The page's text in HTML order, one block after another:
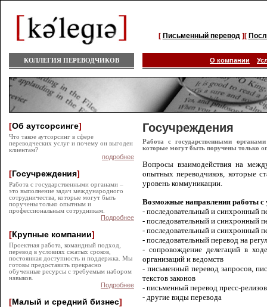
КОЛЛЕГИЯ ПЕРЕВОДЧИКОВ
[ Письменный перевод][
О компании
[Об аутсорсинге]
Что такое аутсорсинг в сфере
переводческих услуг и почему он выгоден
клиентам?
подробнее
[Госучреждения]
Работа с государственными органами –
это выполнение задач международного
сотрудничества, которые могут быть
поручены только опытным и
профессиональным сотрудникам.
Подробнее
[Крупные компании]
Проектная работа, командный подход,
перевод в условиях сжатых сроков,
постоянная доступность и поддержка. Мы
готовы предоставить прекрасно
обученные ресурсы с требуемым набором
навыков.
Подробнее
[Малый и средний бизнес]
Госучреждения
Работа с государственными
которые могут быть поручены только
Вопросы взаимодействия на
опытных переводчиков, которые
уровень коммуникации.
Возможные направления работы с
- последовательный и синхронный
- последовательный и синхронный
- последовательный и синхронный
- последовательный перевод на
- сопровождение делегаций в
организаций и ведомств
- письменный перевод запросов,
текстов законов
- письменный перевод пресс-
- другие виды перевода